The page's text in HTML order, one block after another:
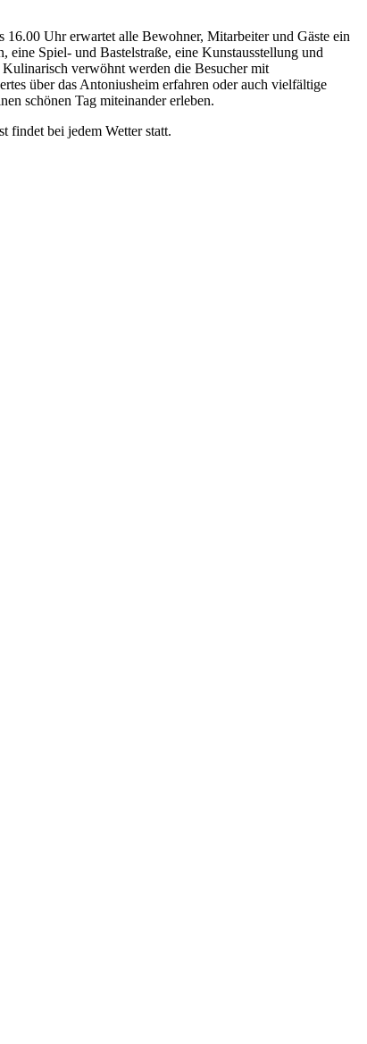
Uhr erwartet alle Bewohner, Mitarbeiter und Gäste ein
Spiel- und Bastelstraße, eine Kunstausstellung und
verwöhnt werden die Besucher mit
über das Antoniusheim erfahren oder auch vielfältige
schönen Tag miteinander erleben.
findet bei jedem Wetter statt.